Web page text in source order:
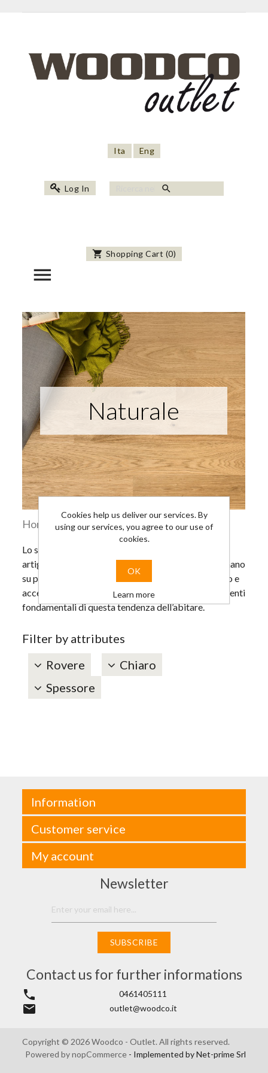
Ita Eng
Log In search
Shopping Cart (0)
shopping_cart
menu
Naturale
Home Ispirazioni Naturale
Lo stile naturale è uno stile autentico, fatto di
artigianalità e lavorazioni manuali. Tappeti fatti a mano
su pavimenti segnati dal tempo, pezzi d’antiquariato e
accessori dai materiali caldi e naturali sono gli elementi
fondamentali di questa tendenza dell’abitare.
Filter by attributes
Rovere
Chiaro
Spessore
Information
Customer service
My account
Newsletter
SUBSCRIBE
Contact us for further informations
phone 0461405111
email outlet@woodco.it
Copyright © 2026 Woodco - Outlet. All rights reserved.
Powered bynopCommerce - Implemented byNet-prime Srl
Cookies help us deliver our services. By
using our services, you agree to our use of
cookies.
OK
Learn more